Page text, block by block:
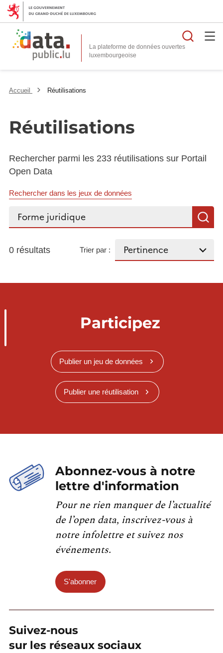
La plateforme de données ouvertes
Accueil Réutilisations
Réutilisations
Rechercher parmi les 233 réutilisations sur Portail
Open Data
Rechercher dans les jeux de données
Rechercher...
0 résultats Trier par :
Participez
Publier un jeu de données
Publier une réutilisation
Abonnez-vous à notre
lettre d'information
Pour ne rien manquer de l’actualité
de l’open data, inscrivez-vous à
notre infolettre et suivez nos
événements.
S'abonner
Suivez-nous
sur les réseaux sociaux